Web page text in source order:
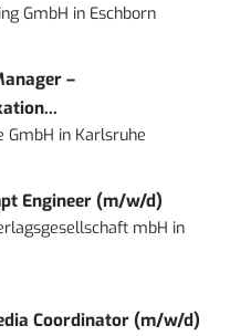
GmbH in Eschborn
–
GmbH in Karlsruhe
Engineer (m/w/d)
mbH in
Coordinator (m/w/d)